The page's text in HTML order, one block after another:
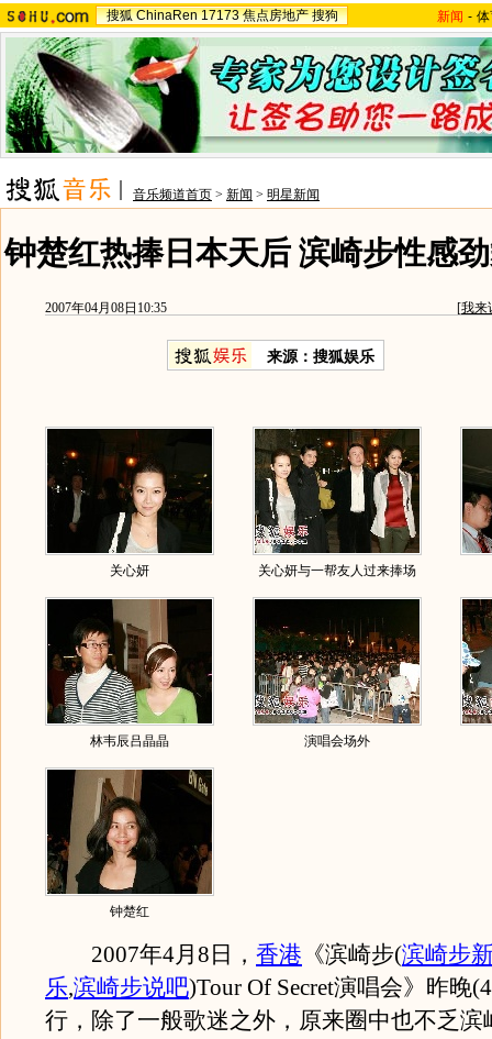
搜狐 ChinaRen 17173 焦点房地产 搜狗 新闻 -
音乐频道首页 > 新闻 > 明星新闻
钟楚红热捧日本天后 滨崎步性感
2007年04月08日10:35 [我来
来源：搜狐娱乐
关心妍 关心妍与一帮友人过来捧场
林韦辰吕晶晶 演唱会场外
钟楚红
2007年4月8日， 香港 《滨崎步(滨崎步
乐,滨崎步说吧)Tour Of Secret演唱会》昨晚
行，除了一般歌迷之外，原来圈中也不乏滨